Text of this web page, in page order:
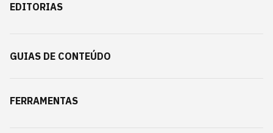
EDITORIAS
GUIAS DE CONTEÚDO
FERRAMENTAS